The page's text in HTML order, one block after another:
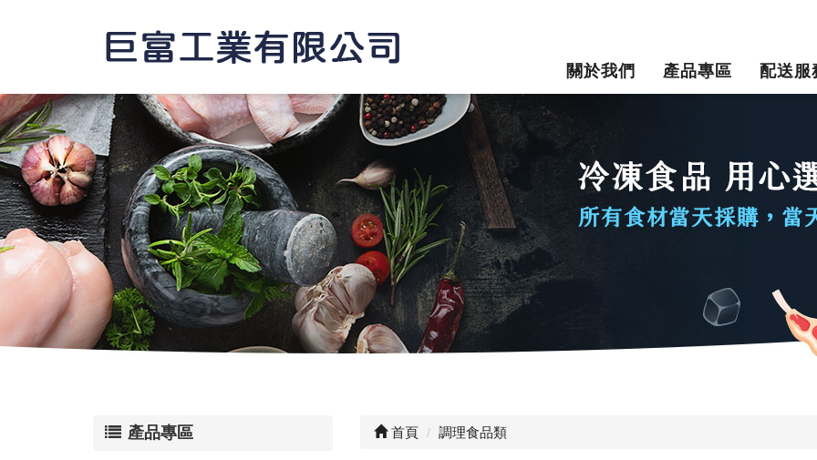
關於我們 產品專區 配送服
產品專區 首頁 調理食品類